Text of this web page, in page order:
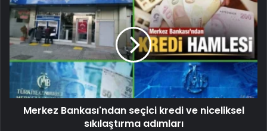
Merkez Bankası'ndan seçici kredi ve niceliksel
sıkılaştırma adımları